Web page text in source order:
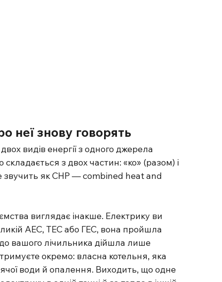
неї знову говорять
видів енергії з одного джерела
з двох частин: «ко» (разом) і
звучить як CHP — combined heat and
виглядає інакше. Електрику ви
АЕС, ТЕС або ГЕС, вона пройшла
до вашого лічильника дійшла лише
окремо: власна котельня, яка
води й опалення. Виходить, що одне